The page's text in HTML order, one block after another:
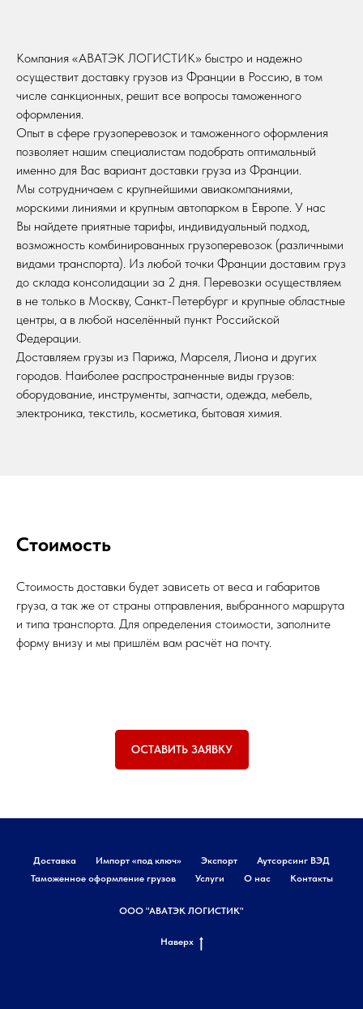
Компания «АВАТЭК ЛОГИСТИК» быстро и надежно
осуществит доставку грузов из Франции в Россию, в том
числе санкционных, решит все вопросы таможенного
оформления.
Опыт в сфере грузоперевозок и таможенного оформления
позволяет нашим специалистам подобрать оптимальный
именно для Вас вариант доставки груза из Франции.
Мы сотрудничаем с крупнейшими авиакомпаниями,
морскими линиями и крупным автопарком в Европе. У нас
Вы найдете приятные тарифы, индивидуальный подход,
возможность комбинированных грузоперевозок (различными
видами транспорта). Из любой точки Франции доставим груз
до склада консолидации за 2 дня. Перевозки осуществляем
в не только в Москву, Санкт-Петербург и крупные областные
центры, а в любой населённый пункт Российской
Федерации.
Доставляем грузы из Парижа, Марселя, Лиона и других
городов. Наиболее распространенные виды грузов:
оборудование, инструменты, запчасти, одежда, мебель,
электроника, текстиль, косметика, бытовая химия.
Стоимость
Стоимость доставки будет зависеть от веса и габаритов
груза, а так же от страны отправления, выбранного маршрута
и типа транспорта. Для определения стоимости, заполните
форму внизу и мы пришлём вам расчёт на почту.
ОСТАВИТЬ ЗАЯВКУ
Доставка Импорт «под ключ» Экспорт
Аутсорсинг ВЭД
Таможенное оформление грузов
Услуги О нас Контакты
ООО "АВАТЭК ЛОГИСТИК"
Наверх